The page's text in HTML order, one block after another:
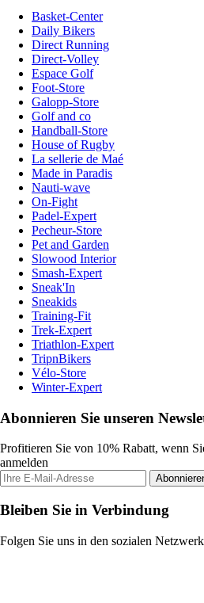
Basket-Center
Daily Bikers
Direct Running
Direct-Volley
Espace Golf
Foot-Store
Galopp-Store
Golf and co
Handball-Store
House of Rugby
La sellerie de Maé
Made in Paradis
Nauti-wave
On-Fight
Padel-Expert
Pecheur-Store
Pet and Garden
Slowood Interior
Smash-Expert
Sneak'In
Sneakids
Training-Fit
Trek-Expert
Triathlon-Expert
TripnBikers
Vélo-Store
Winter-Expert
Abonnieren Sie unseren
Profitieren Sie von 10% Rabatt, wenn
anmelden
Bleiben Sie in Verbindung
Folgen Sie uns in den sozialen